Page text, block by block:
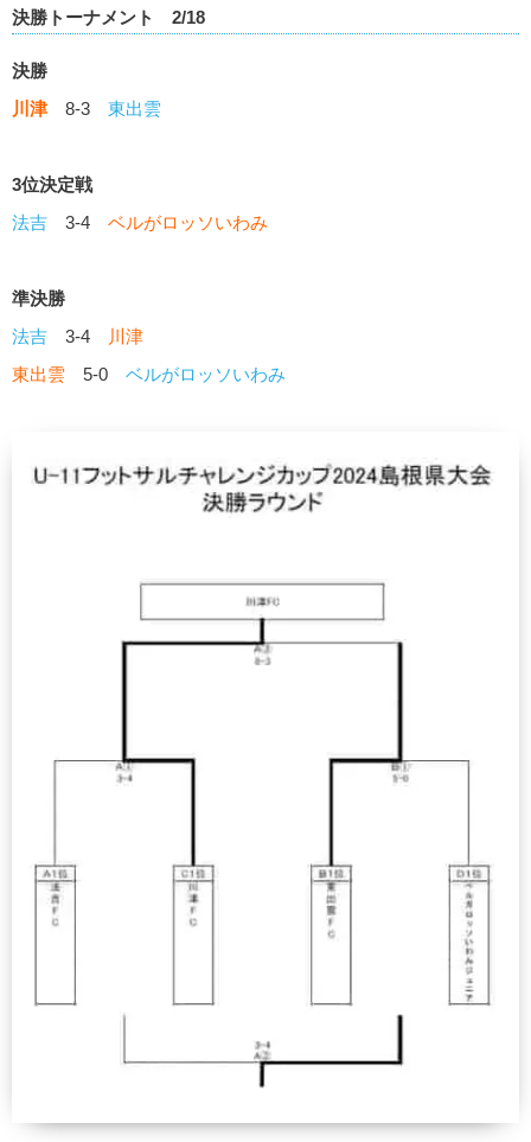
決勝トーナメント 2/18
決勝
川津8-3 東出雲
3位決定戦
法吉 3-4 ベルがロッソいわみ
準決勝
法吉 3-4
川津
東出雲 5-0 ベルがロッソいわみ